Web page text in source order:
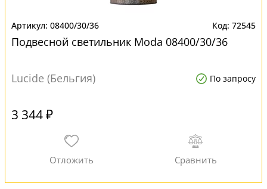
08400/30/36 72545
Подвесной светильник Moda 08400/30/36
Lucide (Бельгия) По запросу
3 344 ₽